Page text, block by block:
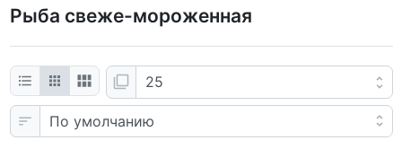
Рыба свеже-мороженная